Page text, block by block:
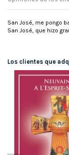
San José, me pongo
San José, que hizo
Los clientes que